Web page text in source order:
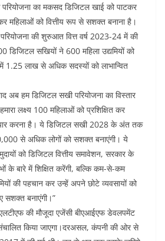
परियोजना का मकसद डिजिटल खाई को पाटकर
महिलाओं को वित्तीय रूप से सशक्त बनाना है।
की शुरुआत वित्त वर्ष 2023-24 में की
डिजिटल सखियों ने 600 महिला उद्यमियों को
1.25 लाख से अधिक सदस्यों को लाभान्वित
अब हम डिजिटल सखी परियोजना का विस्तार
लक्ष्य 100 महिलाओं को प्रशिक्षित कर
करना है। ये डिजिटल सखी 2028 के अंत तक
से अधिक लोगों को सशक्त बनाएंगी। ये
को डिजिटल वित्तीय समावेशन, सरकार के
के बारे में शिक्षित करेंगी, बल्कि कम-से-कम
की पहचान कर उन्हें अपने छोटे व्यवसायों को
बनाएंगी।”
एलटीएफ की मौजूदा एजेंसी बीएआईएफ डेवलपमेंट
किया जाएगा।दरअसल, कंपनी की ओर से